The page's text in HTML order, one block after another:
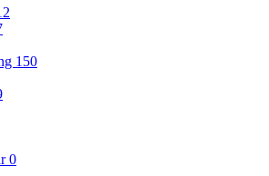
150
0